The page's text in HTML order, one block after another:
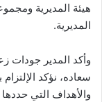
هيئة المديرية
المديرية.
وأكد المدير جودات
سعاده، نؤكد
والأهداف التي حددها